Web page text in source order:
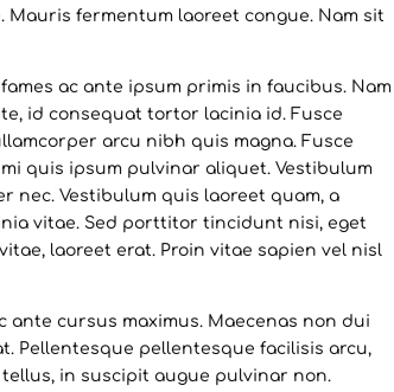
fermentum laoreet congue. Nam sit
ac ante ipsum primis in faucibus. Nam
id consequat tortor lacinia id. Fusce
arcu nibh quis magna. Fusce
quis ipsum pulvinar aliquet. Vestibulum
nec. Vestibulum quis laoreet quam, a
vitae. Sed porttitor tincidunt nisi, eget
laoreet erat. Proin vitae sapien vel nisl
ante cursus maximus. Maecenas non dui
Pellentesque pellentesque facilisis arcu,
in suscipit augue pulvinar non.